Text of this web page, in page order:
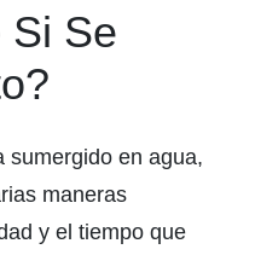
Si Se
sumergido en agua,
maneras
y el tiempo que